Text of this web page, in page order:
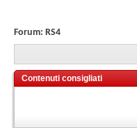
Forum: RS4
Contenuti consigliati